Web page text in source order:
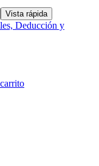
Vista rápida
Deducción y